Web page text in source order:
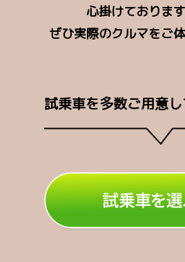
心掛けております
ぜひ実際のクルマをご
試乗車を多数ご用意し